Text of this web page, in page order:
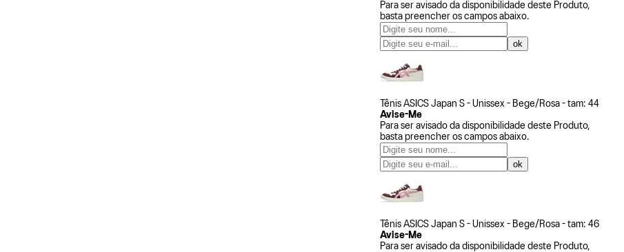
Para ser avisado da disponibilidade deste Produto,
basta preencher os campos abaixo.
Tênis ASICS Japan S - Unissex - Bege/Rosa - tam: 44
Avise-Me
Para ser avisado da disponibilidade deste Produto,
basta preencher os campos abaixo.
Tênis ASICS Japan S - Unissex - Bege/Rosa - tam: 46
Avise-Me
Para ser avisado da disponibilidade deste Produto,